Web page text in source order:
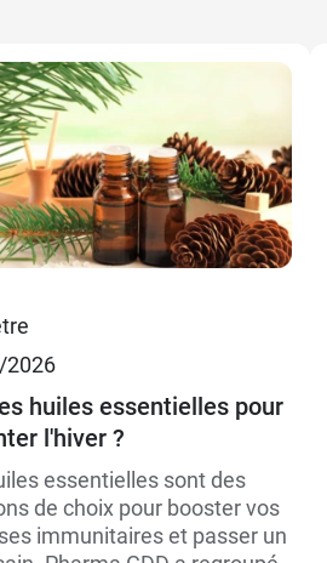
2026
huiles essentielles pour
l'hiver ?
essentielles sont des
de choix pour booster vos
immunitaires et passer un